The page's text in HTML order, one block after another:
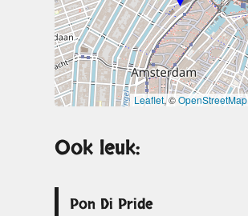
Leaflet, ©OpenStreetMap
Ook leuk:
Pon Di Pride